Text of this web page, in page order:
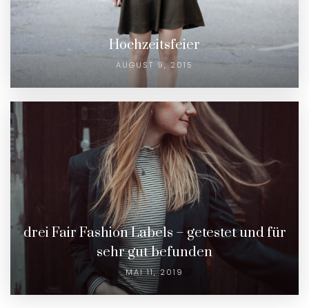
Hochzeitsfeier
AUGUST 9, 2015
drei Fair Fashion Labels – getestet und für
sehr gut befunden
MAI 11, 2019